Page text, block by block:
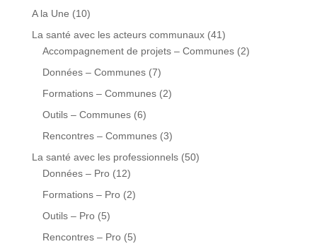
A la Une (10)
La santé avec les acteurs communaux(41)
Accompagnement de projets – Communes(2)
Données – Communes(7)
Formations – Communes(2)
Outils – Communes(6)
Rencontres – Communes(3)
La santé avec les professionnels(50)
Données – Pro(12)
Formations – Pro(2)
Outils – Pro(5)
Rencontres – Pro(5)